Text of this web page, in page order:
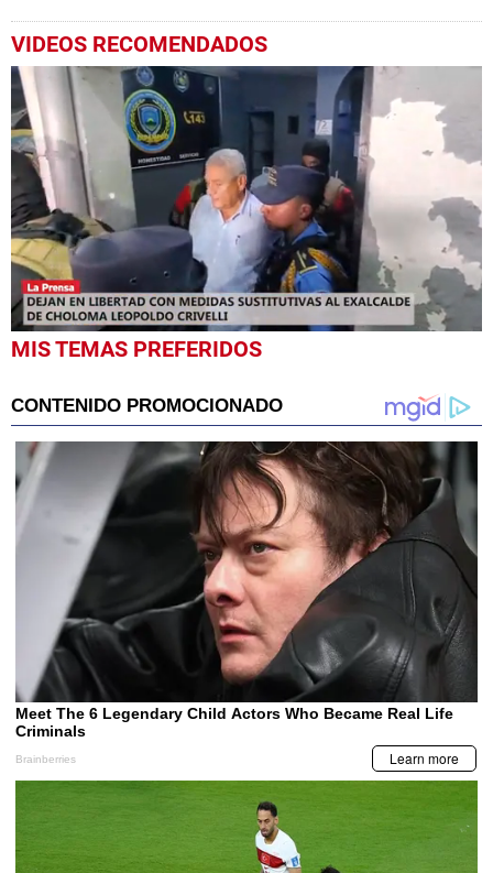
VIDEOS RECOMENDADOS
0
seconds
seconds
MIS TEMAS PREFERIDOS